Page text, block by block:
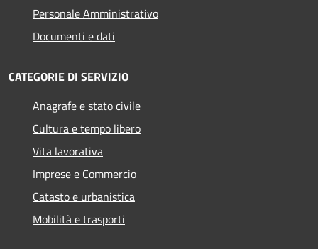
Personale Amministrativo
Documenti e dati
CATEGORIE DI SERVIZIO
Anagrafe e stato civile
Cultura e tempo libero
Vita lavorativa
Imprese e Commercio
Catasto e urbanistica
Mobilità e trasporti